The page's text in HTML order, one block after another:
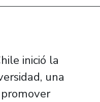
inició la
una